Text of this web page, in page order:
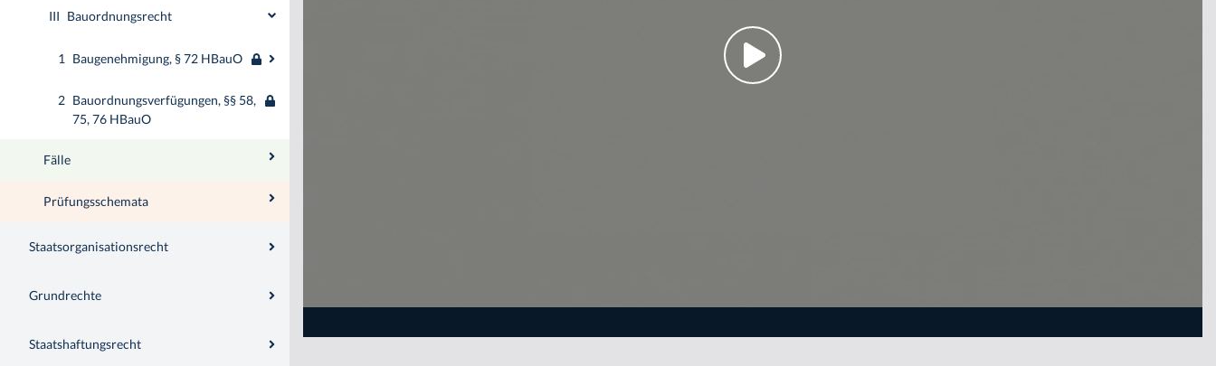
III Bauordnungsrecht
1 Baugenehmigung, § 72 HBauO
2 Bauordnungsverfügungen, §§ 58,
75, 76 HBauO
Fälle
Prüfungsschemata
Staatsorganisationsrecht
Grundrechte
Staatshaftungsrecht